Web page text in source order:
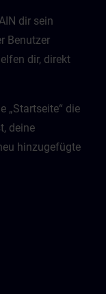
dir sein
Benutzer
dir, direkt
„Startseite“ die
deine
hinzugefügte